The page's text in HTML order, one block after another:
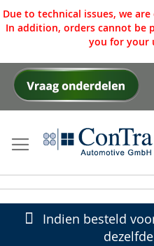
Due to technical issues, we
In addition, orders cannot be
you for your
Ga
Indien besteld